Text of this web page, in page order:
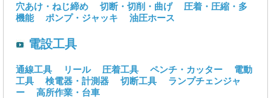
穴あけ・ねじ締め 切断・切削・曲げ
圧着・圧縮・多
機能
ポンプ・ジャッキ 油圧ホース
電設工具
通線工具 リール 圧着工具 ペンチ・カッター
電動
工具
検電器・計測器 切断工具
ランプチェンジャ
ー
高所作業・台車